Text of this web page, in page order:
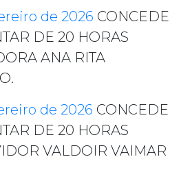
de 2026 CONCEDE
DE 20 HORAS
ANA RITA
de 2026 CONCEDE
DE 20 HORAS
VALDOIR VAIMAR